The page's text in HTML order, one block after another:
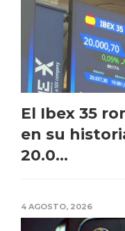
El Ibex 35
en su
20.0...
4 AGOSTO, 2026